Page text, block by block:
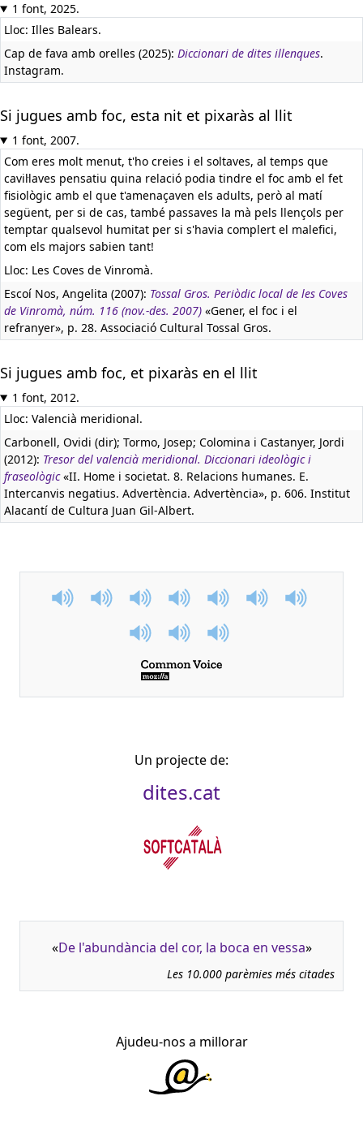
1 font, 2025.
Lloc: Illes Balears.
Cap de fava amb orelles (2025): Diccionari de dites illenques.
Instagram.
Si jugues amb foc, esta nit et pixaràs al llit
1 font, 2007.
Com eres molt menut, t'ho creies i el soltaves, al temps que
cavil·laves pensatiu quina relació podia tindre el foc amb el fet
fisiològic amb el que t'amenaçaven els adults, però al matí
següent, per si de cas, també passaves la mà pels llençols per
temptar qualsevol humitat per si s'havia complert el malefici,
com els majors sabien tant!
Lloc: Les Coves de Vinromà.
Escoí Nos, Angelita (2007): Tossal Gros. Periòdic local de les Coves
de Vinromà, núm. 116 (nov.-des. 2007) «Gener, el foc i el
refranyer», p. 28. Associació Cultural Tossal Gros.
Si jugues amb foc, et pixaràs en el llit
1 font, 2012.
Lloc: Valencià meridional.
Carbonell, Ovidi (dir); Tormo, Josep; Colomina i Castanyer, Jordi
(2012): Tresor del valencià meridional. Diccionari ideològic i
fraseològic«II. Home i societat. 8. Relacions humanes. E.
Intercanvis negatius. Advertència. Advertència», p. 606. Institut
Alacantí de Cultura Juan Gil-Albert.
Un projecte de:
dites.cat
«De l'abundància del cor, la boca en vessa»
Les 10.000 parèmies més citades
Ajudeu-nos a millorar